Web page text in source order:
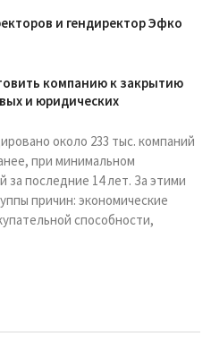
и гендиректор Эфко
компанию к закрытию
и юридических
около 233 тыс. компаний
при минимальном
за последние 14 лет. За этими
причин: экономические
способности,